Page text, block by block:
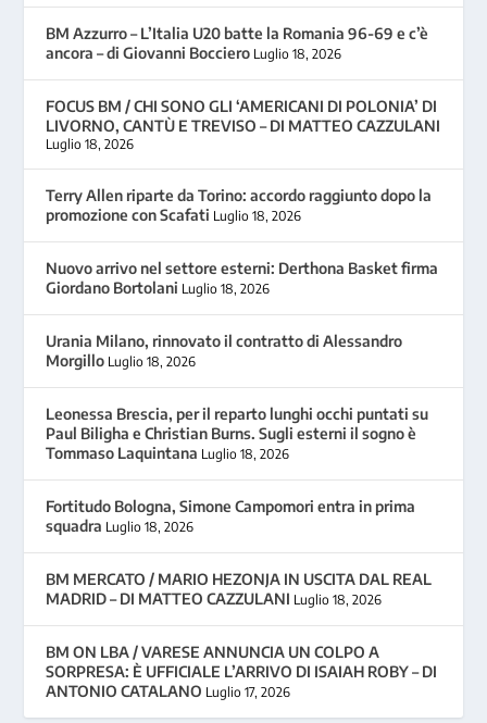
BM Azzurro – L’Italia U20 batte la Romania 96-69 e c’è
ancora – di Giovanni Bocciero Luglio 18, 2026
FOCUS BM / CHI SONO GLI ‘AMERICANI DI POLONIA’ DI
LIVORNO, CANTÙ E TREVISO – DI MATTEO CAZZULANI
Luglio 18, 2026
Terry Allen riparte da Torino: accordo raggiunto dopo la
promozione con Scafati Luglio 18, 2026
Nuovo arrivo nel settore esterni: Derthona Basket firma
Giordano Bortolani Luglio 18, 2026
Urania Milano, rinnovato il contratto di Alessandro
Morgillo Luglio 18, 2026
Leonessa Brescia, per il reparto lunghi occhi puntati su
Paul Biligha e Christian Burns. Sugli esterni il sogno è
Tommaso Laquintana Luglio 18, 2026
Fortitudo Bologna, Simone Campomori entra in prima
squadra Luglio 18, 2026
BM MERCATO / MARIO HEZONJA IN USCITA DAL REAL
MADRID – DI MATTEO CAZZULANI Luglio 18, 2026
BM ON LBA / VARESE ANNUNCIA UN COLPO A
SORPRESA: È UFFICIALE L’ARRIVO DI ISAIAH ROBY – DI
ANTONIO CATALANO Luglio 17, 2026